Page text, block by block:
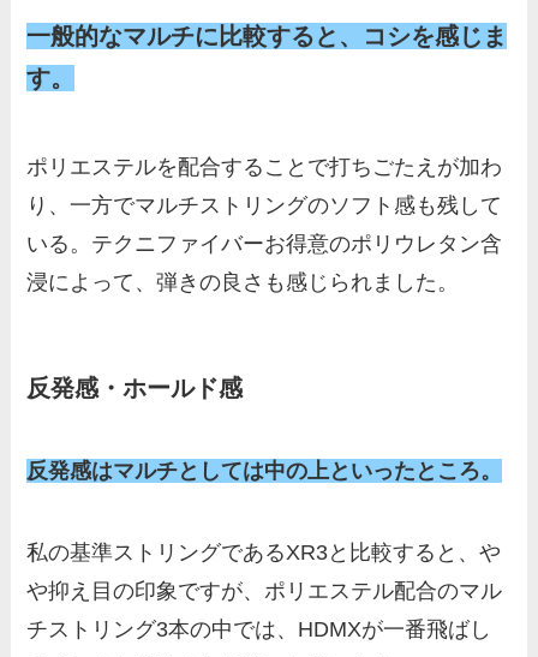
一般的なマルチに比較すると、コシを感じま
す。
ポリエステルを配合することで打ちごたえが加わ
り、一方でマルチストリングのソフト感も残して
いる。テクニファイバーお得意のポリウレタン含
浸によって、弾きの良さも感じられました。
反発感・ホールド感
反発感はマルチとしては中の上といったところ。
私の基準ストリングであるXR3と比較すると、や
や抑え目の印象ですが、ポリエステル配合のマル
チストリング3本の中では、HDMXが一番飛ばし